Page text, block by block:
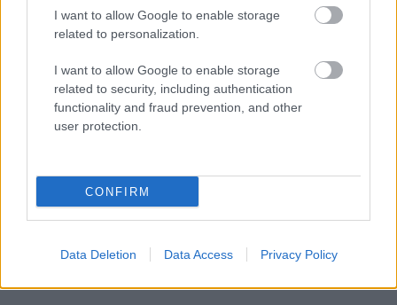
I want to allow Google to enable storage
related to personalization.
I want to allow Google to enable storage
related to security, including authentication
functionality and fraud prevention, and other
user protection.
CONFIRM
Data Deletion Data Access Privacy Policy
10 najčastejších
skrytých chýb, ktoré
vás môžu nepríjemne
1654 sa nevidí každý
deň!